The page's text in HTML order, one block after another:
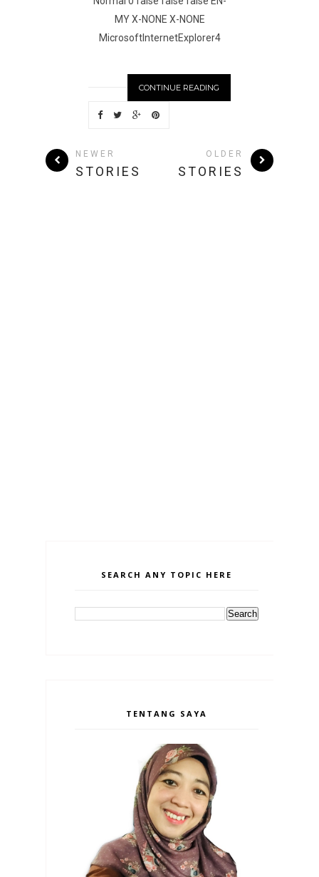
MY X-NONE X-NONE
MicrosoftInternetExplorer4
CONTINUE READING
NEWER
STORIES
OLDER
STORIES
SEARCH ANY TOPIC HERE
TENTANG SAYA